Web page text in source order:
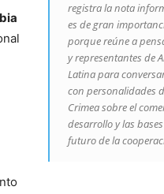
registra la nota
es de gran
porque reúne a
y representantes de
Latina para
con personalidades
Crimea sobre el
desarrollo y las
futuro de la